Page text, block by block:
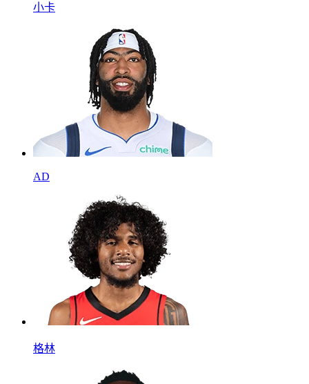
小卡
AD
格林